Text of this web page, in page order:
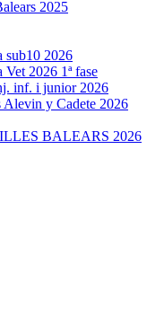
2025
sub10 2026
2026 1ª fase
inf. i junior 2026
Alevin y Cadete 2026
BALEARS 2026